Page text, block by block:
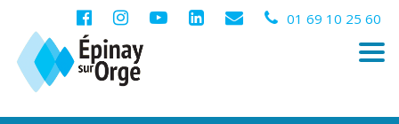
01 69 10 25 60